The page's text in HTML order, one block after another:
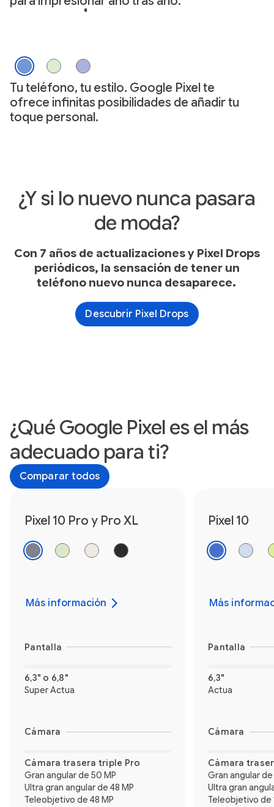
Tu teléfono, tu estilo. Google Pixel te
ofrece infinitas posibilidades de añadir tu
toque personal.
¿Y si lo nuevo nunca pasara
de moda?
Con 7 años de actualizaciones y Pixel Drops
periódicos, la sensación de tener un
teléfono nuevo nunca desaparece.
Descubrir Pixel Drops
¿Qué Google Pixel es el más
adecuado para ti?
Comparar todos
Pixel 10 Pro y Pro XL Pixel 10
Más información Más
Pantalla Pantalla
6,3" o 6,8"
Super Actua
6,3"
Actua
Cámara Cámara
Cámara trasera triple Pro
Gran angular de 50 MP
Ultra gran angular de 48 MP
Teleobjetivo de 48 MP
Cámara
Gran angular de
Ultra gran
Teleobjetivo de